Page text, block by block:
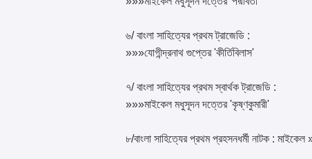
৬/ বাংলা সাহিত্যের প্রথম ট্রাজেডি :
»»»যোগীন্দ্রনাথ গুপ্তের 'কীর্তিবিলাস'
৭/ বাংলা সাহিত্যের প্রথম স্বার্থক ট্রাজেডি :
»»»মাইকেল মধুসূদন দত্তের 'কৃষ্ণকুমারী'
৮/বাংলা সাহিত্যের প্রথম প্রহসনধর্মী নাটক :